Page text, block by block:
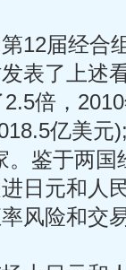
届经合
表了上述
倍，
亿美元
。鉴于两
日元和人
风险和交